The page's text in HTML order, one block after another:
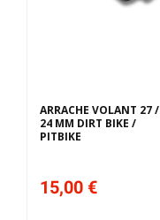
ARRACHE VOLANT 27 /
24 MM DIRT BIKE /
PITBIKE
15,00 €